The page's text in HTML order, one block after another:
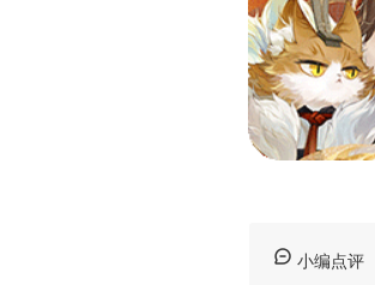
小编点评